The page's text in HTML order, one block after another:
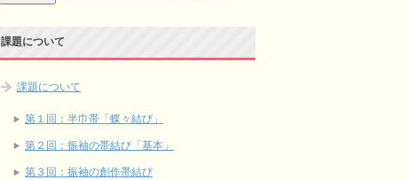
課題について
課題について
第１回：半巾帯「蝶々結び」
第２回：振袖の帯結び「基本」
第３回：振袖の創作帯結び